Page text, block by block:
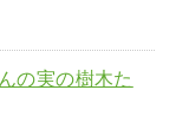
の実の樹木た